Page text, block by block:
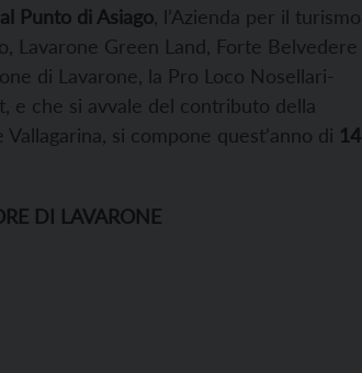
Punto di Asiago , l’Azienda per il turismo
Lavarone Green Land, Forte Belvedere
di Lavarone, la Pro Loco Nosellari-
e che si avvale del contributo della
si compone quest’anno di 14
DI LAVARONE